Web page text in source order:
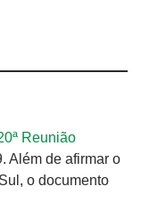
Reunião
Além de afirmar o
o documento